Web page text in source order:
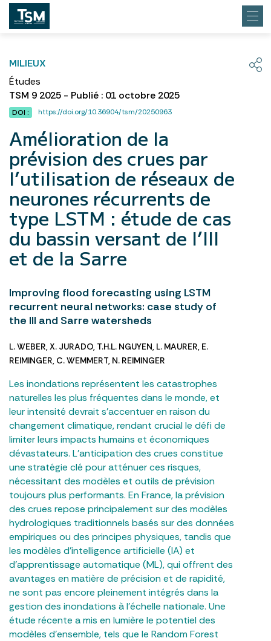
MILIEUX
Études
TSM 9 2025 - Publié : 01 octobre 2025
DOI : https://doi.org/10.36904/tsm/20250963
Amélioration de la
prévision des crues par
l’utilisation de réseaux de
neurones récurrents de
type LSTM : étude de cas
du bassin versant de l’Ill
et de la Sarre
Improving flood forecasting using LSTM
recurrent neural networks: case study of
the Ill and Sarre watersheds
L. WEBER,X. JURADO, T.H.L. NGUYEN, L. MAURER, E.
REIMINGER, C. WEMMERT, N. REIMINGER
Les inondations représentent les catastrophes
naturelles les plus fréquentes dans le monde, et
leur intensité devrait s’accentuer en raison du
changement climatique, rendant crucial le défi de
limiter leurs impacts humains et économiques
dévastateurs. L’anticipation des crues constitue
une stratégie clé pour atténuer ces risques,
nécessitant des modèles et outils de prévision
toujours plus performants. En France, la prévision
des crues repose principalement sur des modèles
hydrologiques traditionnels basés sur des données
empiriques ou des principes physiques, tandis que
les modèles d’intelligence artificielle (IA) et
d’apprentissage automatique (ML), qui offrent des
avantages en matière de précision et de rapidité,
ne sont pas encore pleinement intégrés dans la
gestion des inondations à l’échelle nationale. Une
étude récente a mis en lumière le potentiel des
modèles d’ensemble, tels que le Random Forest